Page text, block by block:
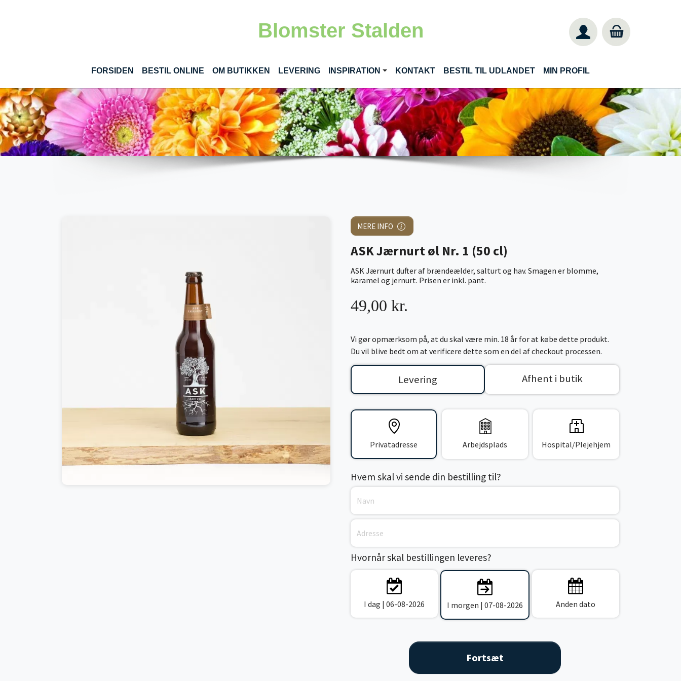
Blomster Stalden
FORSIDEN BESTIL ONLINE(CURRENT)
OM BUTIKKEN LEVERING INSPIRATION KONTAKT BESTIL TIL UDLANDET MIN PROFIL
MERE INFO
ASK Jærnurt øl Nr. 1 (50 cl)
ASK Jærnurt dufter af brændeælder, salturt og hav. Smagen er blomme,
karamel og jernurt. Prisen er inkl. pant.
49,00 kr.
Vi gør opmærksom på, at du skal være min. 18 år for at købe dette produkt.
Du vil blive bedt om at verificere dette som en del af checkout processen.
Levering Afhent i butik
Privatadresse Arbejdsplads Hospital/Plejehjem
Hvem skal vi sende din bestilling til?
Hvornår skal bestillingen leveres?
I dag | 06-08-2026 I morgen | 07-08-2026 Anden dato